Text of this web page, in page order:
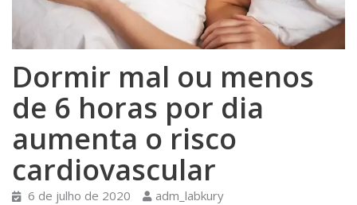
Dormir mal ou menos
de 6 horas por dia
aumenta o risco
cardiovascular
6 de julho de 2020 adm_labkury